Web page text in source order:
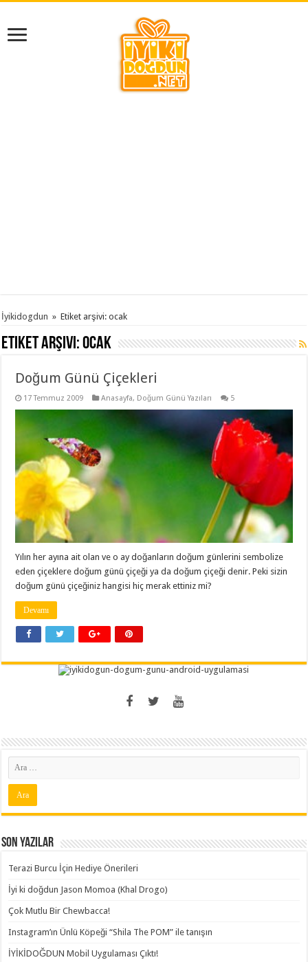
İyikidogdun » Etiket arşivi: ocak
Etiket arşivi:ocak
Doğum Günü Çiçekleri
17 Temmuz 2009 Anasayfa, Doğum Günü Yazıları 5
Yılın her ayına ait olan ve o ay doğanların doğum günlerini sembolize
eden çiçeklere doğum günü çiçeği ya da doğum çiçeği denir. Peki sizin
doğum günü çiçeğiniz hangisi hiç merak ettiniz mi?
Devamı
Son Yazılar
Terazi Burcu İçin Hediye Önerileri
İyi ki doğdun Jason Momoa (Khal Drogo)
Çok Mutlu Bir Chewbacca!
Instagram’ın Ünlü Köpeği “Shila The POM” ile tanışın
İYİKİDOĞDUN Mobil Uygulaması Çıktı!